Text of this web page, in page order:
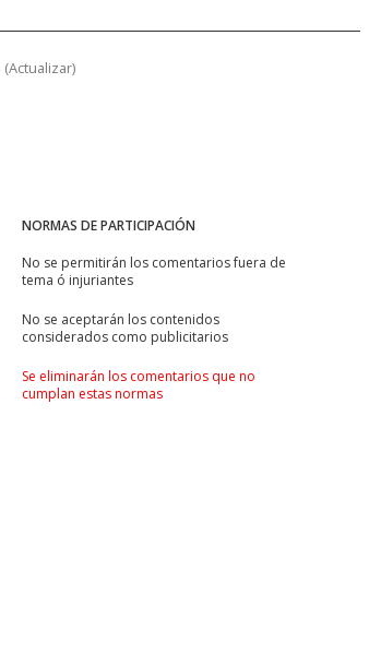
(Actualizar)
NORMAS DE PARTICIPACIÓN
No se permitirán los comentarios fuera de
tema ó injuriantes
No se aceptarán los contenidos
considerados como publicitarios
Se eliminarán los comentarios que no
cumplan estas normas